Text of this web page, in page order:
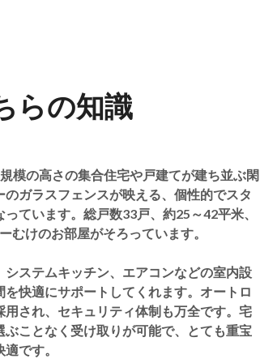
らの知識
模の高さの集合住宅や戸建てが建ち並ぶ閑
ガラスフェンスが映える、個性的でスタ
ています。総戸数33戸、約25～42平米、
むけのお部屋がそろっています。
ステムキッチン、エアコンなどの室内設
快適にサポートしてくれます。オートロ
され、セキュリティ体制も万全です。宅
ことなく受け取りが可能で、とても重宝
です。